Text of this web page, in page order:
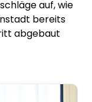
auf, wie
bereits
abgebaut